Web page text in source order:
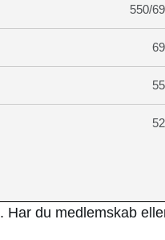
550/
du medlemskab